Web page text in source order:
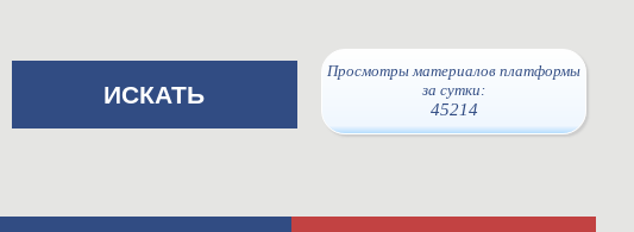
Просмотры материалов платформы
за сутки:
45214